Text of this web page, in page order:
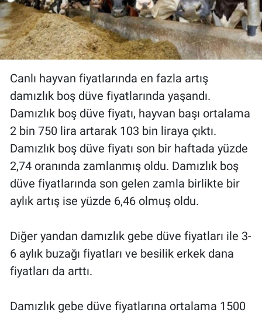
Canlı hayvan fiyatlarında en fazla artış
damızlık boş düve fiyatlarında yaşandı.
Damızlık boş düve fiyatı, hayvan başı ortalama
2 bin 750 lira artarak 103 bin liraya çıktı.
Damızlık boş düve fiyatı son bir haftada yüzde
2,74 oranında zamlanmış oldu. Damızlık boş
düve fiyatlarında son gelen zamla birlikte bir
aylık artış ise yüzde 6,46 olmuş oldu.
Diğer yandan damızlık gebe düve fiyatları ile 3-
6 aylık buzağı fiyatları ve besilik erkek dana
fiyatları da arttı.
Damızlık gebe düve fiyatlarına ortalama 1500